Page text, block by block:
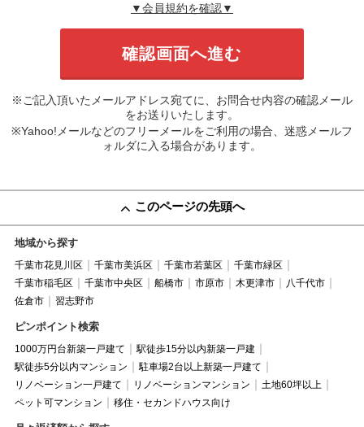
▼会員規約を確認▼
※ご記入頂いたメールアドレス宛てに、お問合せ内容の確認メール
をお送りいたします。
※Yahoo!メールなどのフリーメールをご利用の場合、迷惑メールフ
ォルダに入る場合があります。
このページの先頭へ
地域から探す
千葉市花見川区 千葉市美浜区 千葉市若葉区
千葉市緑区
千葉市稲毛区
千葉市中央区 船橋市 市原市 木更津市
八千代市
佐倉市
習志野市
ピンポイント検索
1000万円台新築一戸建て
駅徒歩15分以内新築一戸建
駅徒歩5分以内マンション
駐車場2台以上新築一戸建て
リノベーション一戸建て
リノベーションマンション
土地60坪以上
ペット可マンション
移住・セカンドハウス向け